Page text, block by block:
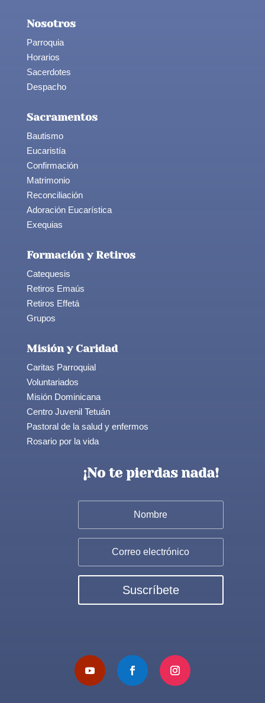
Nosotros
Parroquia
Horarios
Sacerdotes
Despacho
Sacramentos
Bautismo
Eucaristía
Confirmación
Matrimonio
Reconciliación
Adoración Eucarística
Exequias
Formación y Retiros
Catequesis
Retiros Emaús
Retiros Effetá
Grupos
Misión y Caridad
Caritas Parroquial
Voluntariados
Misión Dominicana
Centro Juvenil Tetuán
Pastoral de la salud y enfermos
Rosario por la vida
¡No te pierdas nada!
Suscríbete